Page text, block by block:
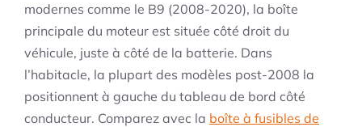
modernes comme le B9 (2008-2020), la boîte
principale du moteur est située côté droit du
véhicule, juste à côté de la batterie. Dans
l’habitacle, la plupart des modèles post-2008 la
positionnent à gauche du tableau de bord côté
conducteur. Comparez avec la boîte à fusibles de